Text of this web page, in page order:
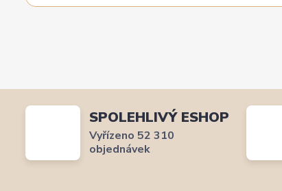
SPOLEHLIVÝ ESHOP
Vyřízeno 52 310
objednávek